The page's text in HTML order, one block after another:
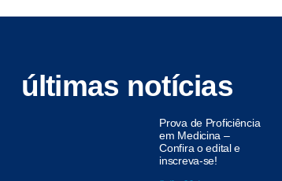
últimas notícias
Prova de Proficiência
em Medicina –
Confira o edital e
inscreva-se!